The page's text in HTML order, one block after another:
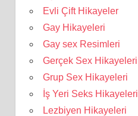
Evli Çift Hikayeler
Gay Hikayeleri
Gay sex Resimleri
Gerçek Sex Hikayeleri
Grup Sex Hikayeleri
İş Yeri Seks Hikayeleri
Lezbiyen Hikayeleri